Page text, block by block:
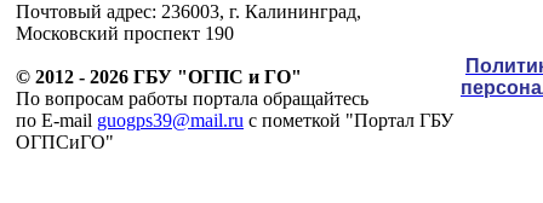
Почтовый адрес: 236003, г. Калининград,
Московский проспект 190
© 2012 - 2026 ГБУ "ОГПС и ГО"
По вопросам работы портала обращайтесь
по E-mail guogps39@mail.ru c пометкой "Портал ГБУ
ОГПСиГО"